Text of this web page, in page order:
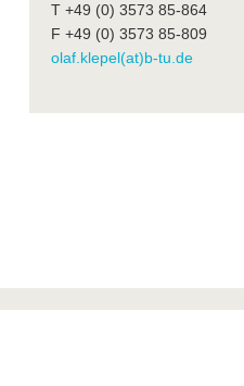
T +49 (0) 3573 85-864
F +49 (0) 3573 85-809
olaf.klepel(at)b-tu.de